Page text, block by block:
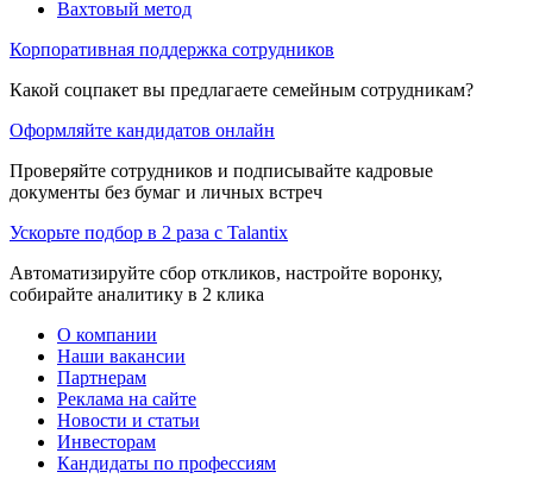
Вахтовый метод
Корпоративная поддержка сотрудников
Какой соцпакет вы предлагаете семейным сотрудникам?
Оформляйте кандидатов онлайн
Проверяйте сотрудников и подписывайте кадровые
документы без бумаг и личных встреч
Ускорьте подбор в 2 раза с Talantix
Автоматизируйте сбор откликов, настройте воронку,
собирайте аналитику в 2 клика
О компании
Наши вакансии
Партнерам
Реклама на сайте
Новости и статьи
Инвесторам
Кандидаты по профессиям